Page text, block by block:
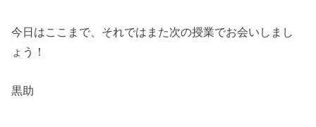
今日はここまで、それではまた次の授業でお会いしまし
ょう！
黒助